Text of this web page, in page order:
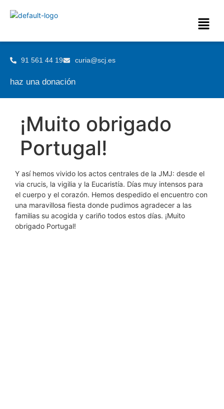
91 561 44 19 curia@scj.es
haz una donación
¡Muito obrigado
Portugal!
Y así hemos vivido los actos centrales de la JMJ: desde el
via crucis, la vigilia y la Eucaristía. Días muy intensos para
el cuerpo y el corazón. Hemos despedido el encuentro con
una maravillosa fiesta donde pudimos agradecer a las
familias su acogida y cariño todos estos días. ¡Muito
obrigado Portugal!